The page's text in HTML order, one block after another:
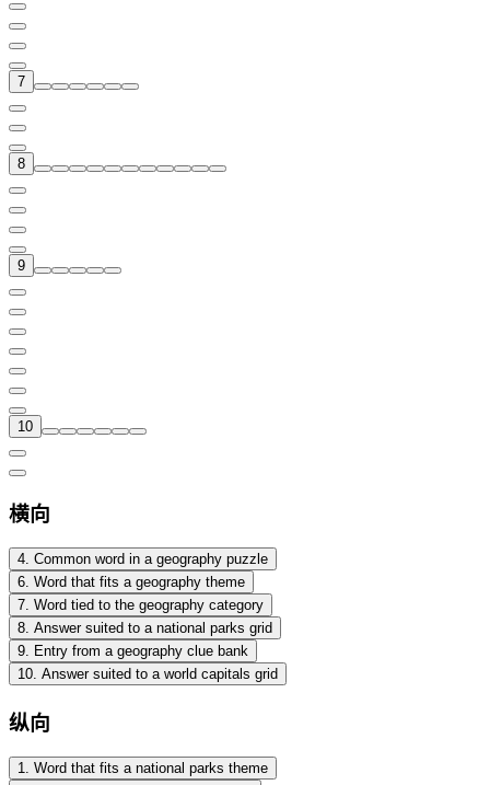
7
8
9
10
横向
4. Common word in a geography puzzle
6. Word that fits a geography theme
7. Word tied to the geography category
8. Answer suited to a national parks grid
9. Entry from a geography clue bank
10. Answer suited to a world capitals grid
纵向
1
Word that fits a national parks theme